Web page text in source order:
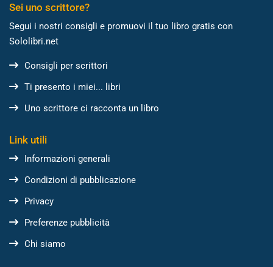
Sei uno scrittore?
Segui i nostri consigli e promuovi il tuo libro gratis con
Sololibri.net
Consigli per scrittori
Ti presento i miei... libri
Uno scrittore ci racconta un libro
Link utili
Informazioni generali
Condizioni di pubblicazione
Privacy
Preferenze pubblicità
Chi siamo